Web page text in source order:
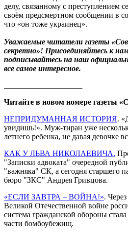
делу, связанному с преступлением
своём предсмертном сообщении в
что «он тоже украинец».
Уважаемые читатели газеты
секретно»! Присоединяйтесь к
подписывайтесь на наш
все самое интересное.
Читайте в новом номере газеты
НЕПРИДУМАННАЯ ИСТОРИЯ.
увидишь!». Муж-тиран уже
летнего ребенка, не давая девочке
КАК У ЛЬВА НИКОЛАЕВИЧА.
"Записки адвоката" очередной
"важняка" СК, а сегодня старшего
бюро "ЗКС" Андрея Гривцова.
«ЕСЛИ ЗАВТРА – ВОЙНА!».
Великой Отечественной войне
система гражданской обороны
части бомбоубежищ.